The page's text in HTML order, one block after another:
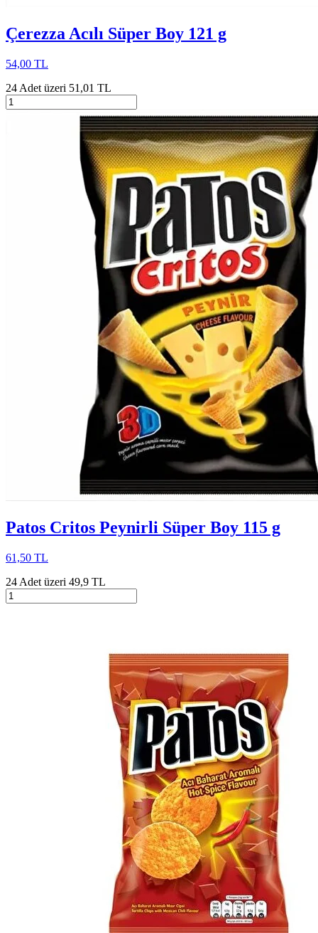
Çerezza Acılı Süper Boy 121 g
54,00 TL
24 Adet üzeri 51,01 TL
Patos Critos Peynirli Süper Boy 115 g
61,50 TL
24 Adet üzeri 49,9 TL